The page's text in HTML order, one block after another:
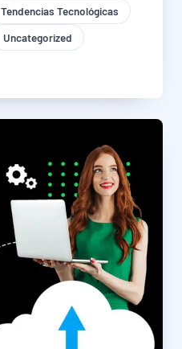
Tendencias Tecnológicas
Uncategorized